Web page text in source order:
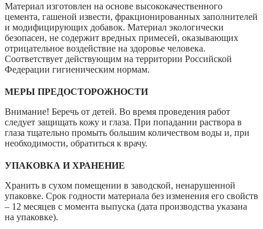
Материал изготовлен на основе высококачественного
цемента, гашеной извести, фракционированных заполнителей
и модифицирующих добавок. Материал экологически
безопасен, не содержит вредных примесей, оказывающих
отрицательное воздействие на здоровье человека.
Соответствует действующим на территории Российской
Федерации гигиеническим нормам.
МЕРЫ ПРЕДОСТОРОЖНОСТИ
Внимание! Беречь от детей. Во время проведения работ
следует защищать кожу и глаза. При попадании раствора в
глаза тщательно промыть большим количеством воды и, при
необходимости, обратиться к врачу.
УПАКОВКА И ХРАНЕНИЕ
Хранить в сухом помещении в заводской, ненарушенной
упаковке. Срок годности материала без изменения его свойств
– 12 месяцев с момента выпуска (дата производства указана
на упаковке).